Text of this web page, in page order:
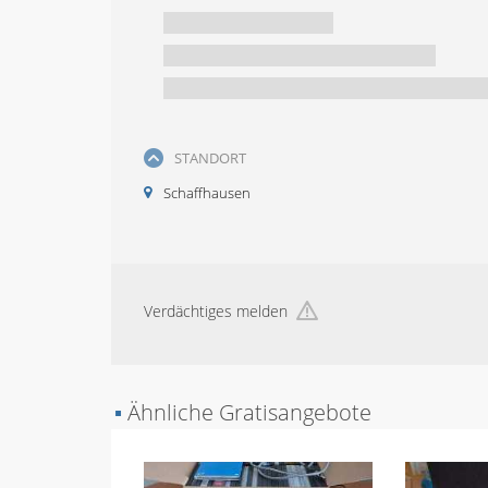
STANDORT
Schaffhausen
Verdächtiges melden
▪ Ähnliche Gratisangebote